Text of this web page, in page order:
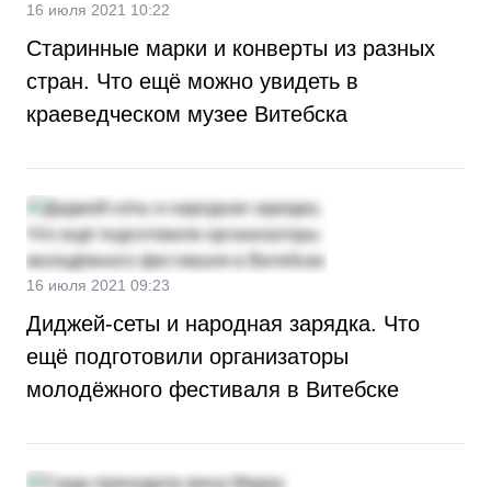
16 июля 2021 10:22
Старинные марки и конверты из разных
стран. Что ещё можно увидеть в
краеведческом музее Витебска
16 июля 2021 09:23
Диджей-сеты и народная зарядка. Что
ещё подготовили организаторы
молодёжного фестиваля в Витебске